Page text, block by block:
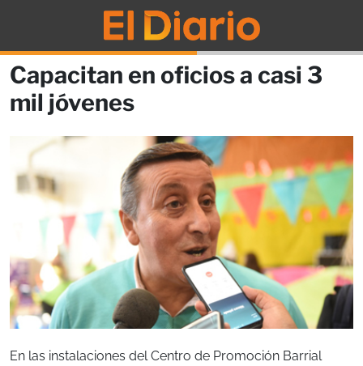
Capacitan en oficios a casi 3
mil jóvenes
En las instalaciones del Centro de Promoción Barrial